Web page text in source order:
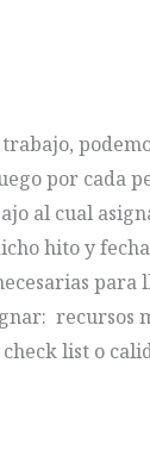
por cada
al cual
hito y
para
recursos
list o